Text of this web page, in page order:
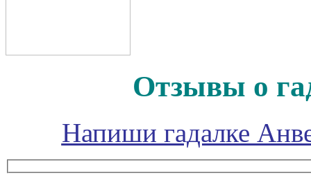
Отзывы о
Напиши гадалке